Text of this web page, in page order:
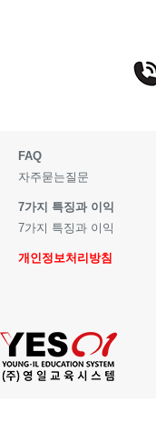
FAQ
자주묻는질문
7가지 특징과 이익
7가지 특징과 이익
개인정보처리방침